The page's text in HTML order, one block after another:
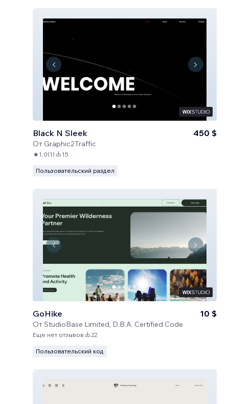
Black N Sleek
От Graphic2Traffic
450 $
1,0(1) 15
Пользовательский раздел
GoHike
ОтStudioBase Limited, D.B.A. Certified Code
10 $
Еще нет отзывов 22
Пользовательский код